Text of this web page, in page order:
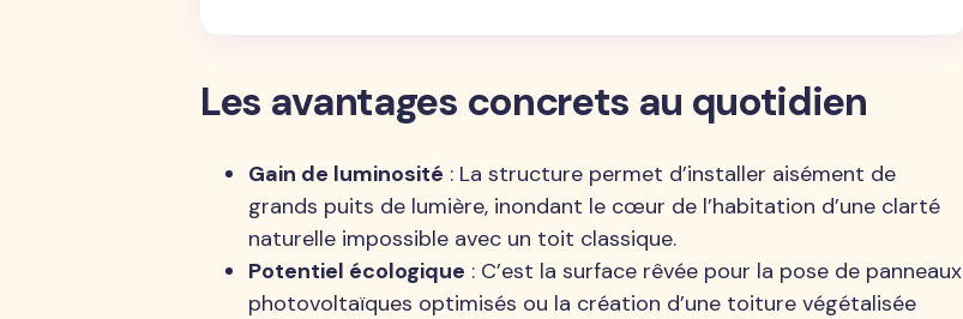
Les avantages concrets au quotidien
Gain de luminosité : La structure permet d’installer aisément de
grands puits de lumière, inondant le cœur de l’habitation d’une clarté
naturelle impossible avec un toit classique.
Potentiel écologique : C’est la surface rêvée pour la pose de panneaux
photovoltaïques optimisés ou la création d’une toiture végétalisée